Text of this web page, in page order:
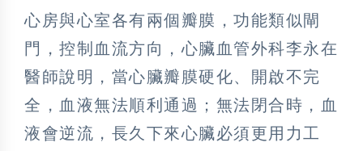
心房與心室各有兩個瓣膜，功能類似閘
門，控制血流方向，心臟血管外科李永在
醫師說明，當心臟瓣膜硬化、開啟不完
全，血液無法順利通過；無法閉合時，血
液會逆流，長久下來心臟必須更用力工